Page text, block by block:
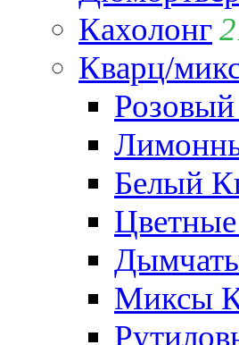
Кахолонг
Кварц/
Белый
Миксы